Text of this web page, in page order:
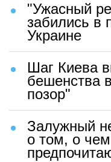
"Ужасный
забились в
Украине
Шаг Киева
бешенства
позор"
Залужный
о том, о